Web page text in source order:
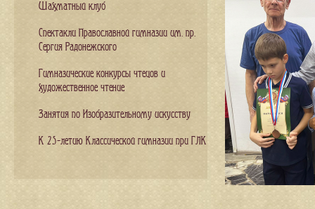
Шахматный клуб
Спектакли Православной гимназии им. пр.
Сергия Радонежского
Гимназические конкурсы чтецов и
художественное чтение
Занятия по Изобразительному искусству
К 25-летию Классической гимназии при ГЛК